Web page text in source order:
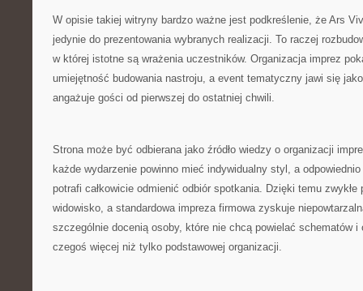
W opisie takiej witryny bardzo ważne jest podkreślenie, że Ars
jedynie do prezentowania wybranych realizacji. To raczej
w której istotne są wrażenia uczestników. Organizacja imprez
umiejętność budowania nastroju, a event tematyczny jawi się
angażuje gości od pierwszej do ostatniej chwili.
Strona może być odbierana jako źródło wiedzy o organizacji
każde wydarzenie powinno mieć indywidualny styl, a
potrafi całkowicie odmienić odbiór spotkania. Dzięki temu
widowisko, a standardowa impreza firmowa zyskuje
szczególnie docenią osoby, które nie chcą powielać schematów i
czegoś więcej niż tylko podstawowej organizacji.